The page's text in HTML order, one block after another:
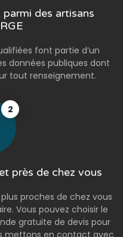
parmi des artisans
font partie d’un
données publiques dont
tout renseignement.
2
près de chez vous
proches de chez vous
Vous pouvez choisir le
gratuite de devis pour